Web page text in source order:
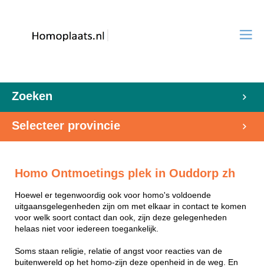
Zoeken
Selecteer provincie
Homo Ontmoetings plek in Ouddorp zh
Hoewel er tegenwoordig ook voor homo's voldoende
uitgaansgelegenheden zijn om met elkaar in contact te komen
voor welk soort contact dan ook, zijn deze gelegenheden
helaas niet voor iedereen toegankelijk.
Soms staan religie, relatie of angst voor reacties van de
buitenwereld op het homo-zijn deze openheid in de weg. En